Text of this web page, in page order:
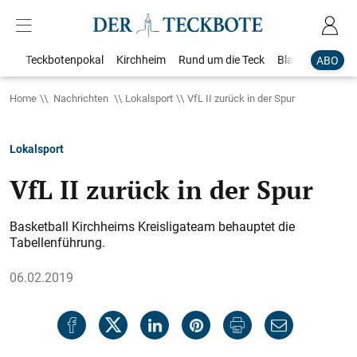
ABO
Teckbotenpokal Kirchheim Rund um die Teck Blaulicht
Home Nachrichten Lokalsport VfL II zurück in der Spur
Lokalsport
VfL II zurück in der Spur
Basketball Kirchheims Kreisligateam behauptet die
Tabellenführung.
06.02.2019